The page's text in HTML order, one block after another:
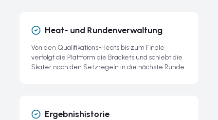
Heat- und Rundenverwaltung
Von den Qualifikations-Heats bis zum Finale
verfolgt die Plattform die Brackets und schiebt die
Skater nach den Setzregeln in die nächste Runde.
Ergebnishistorie